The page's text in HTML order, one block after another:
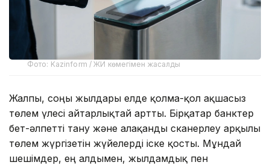
Фото: Kazinform / ЖИ көмегімен жасалды
Жалпы, соңғы жылдары елде қолма-қол ақшасыз
төлем үлесі айтарлықтай артты. Бірқатар банктер
бет-әлпетті тану және алақанды сканерлеу арқылы
төлем жүргізетін жүйелерді іске қосты. Мұндай
шешімдер, ең алдымен, жылдамдық пен